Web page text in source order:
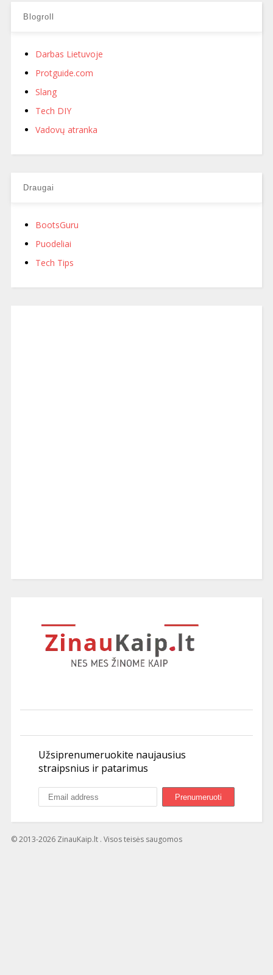
Blogroll
Darbas Lietuvoje
Protguide.com
Slang
Tech DIY
Vadovų atranka
Draugai
BootsGuru
Puodeliai
Tech Tips
Užsiprenumeruokite naujausius
straipsnius ir patarimus
© 2013-2026 ZinauKaip.lt . Visos teisės saugomos